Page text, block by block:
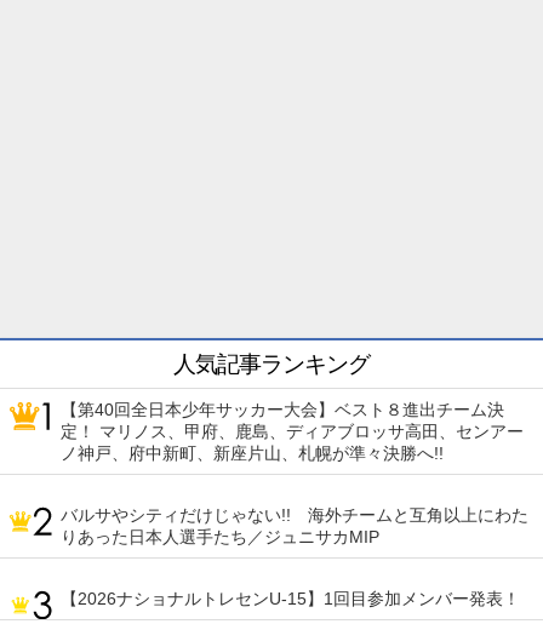
人気記事ランキング
【第40回全日本少年サッカー大会】ベスト８進出チーム決
定！ マリノス、甲府、鹿島、ディアブロッサ高田、センアー
ノ神戸、府中新町、新座片山、札幌が準々決勝へ!!
バルサやシティだけじゃない!! 海外チームと互角以上にわた
りあった日本人選手たち／ジュニサカMIP
【2026ナショナルトレセンU-15】1回目参加メンバー発表！